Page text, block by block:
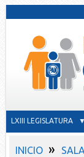
LXIII LEGISLATURA ▼
INICIO »